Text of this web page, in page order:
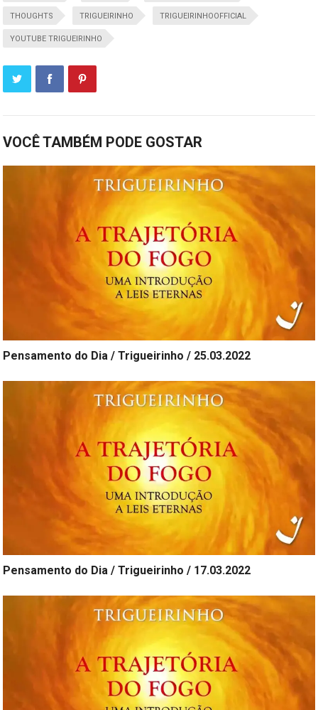
THOUGHTS TRIGUEIRINHO TRIGUEIRINHOOFFICIAL
YOUTUBE TRIGUEIRINHO
VOCÊ TAMBÉM PODE GOSTAR
Pensamento do Dia / Trigueirinho / 25.03.2022
Pensamento do Dia / Trigueirinho / 17.03.2022